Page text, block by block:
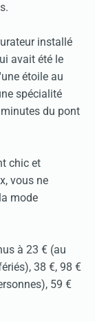
installé
avait été le
étoile au
spécialité
du pont
chic et
vous ne
mode
à 23 € (au
38 €, 98 €
59 €